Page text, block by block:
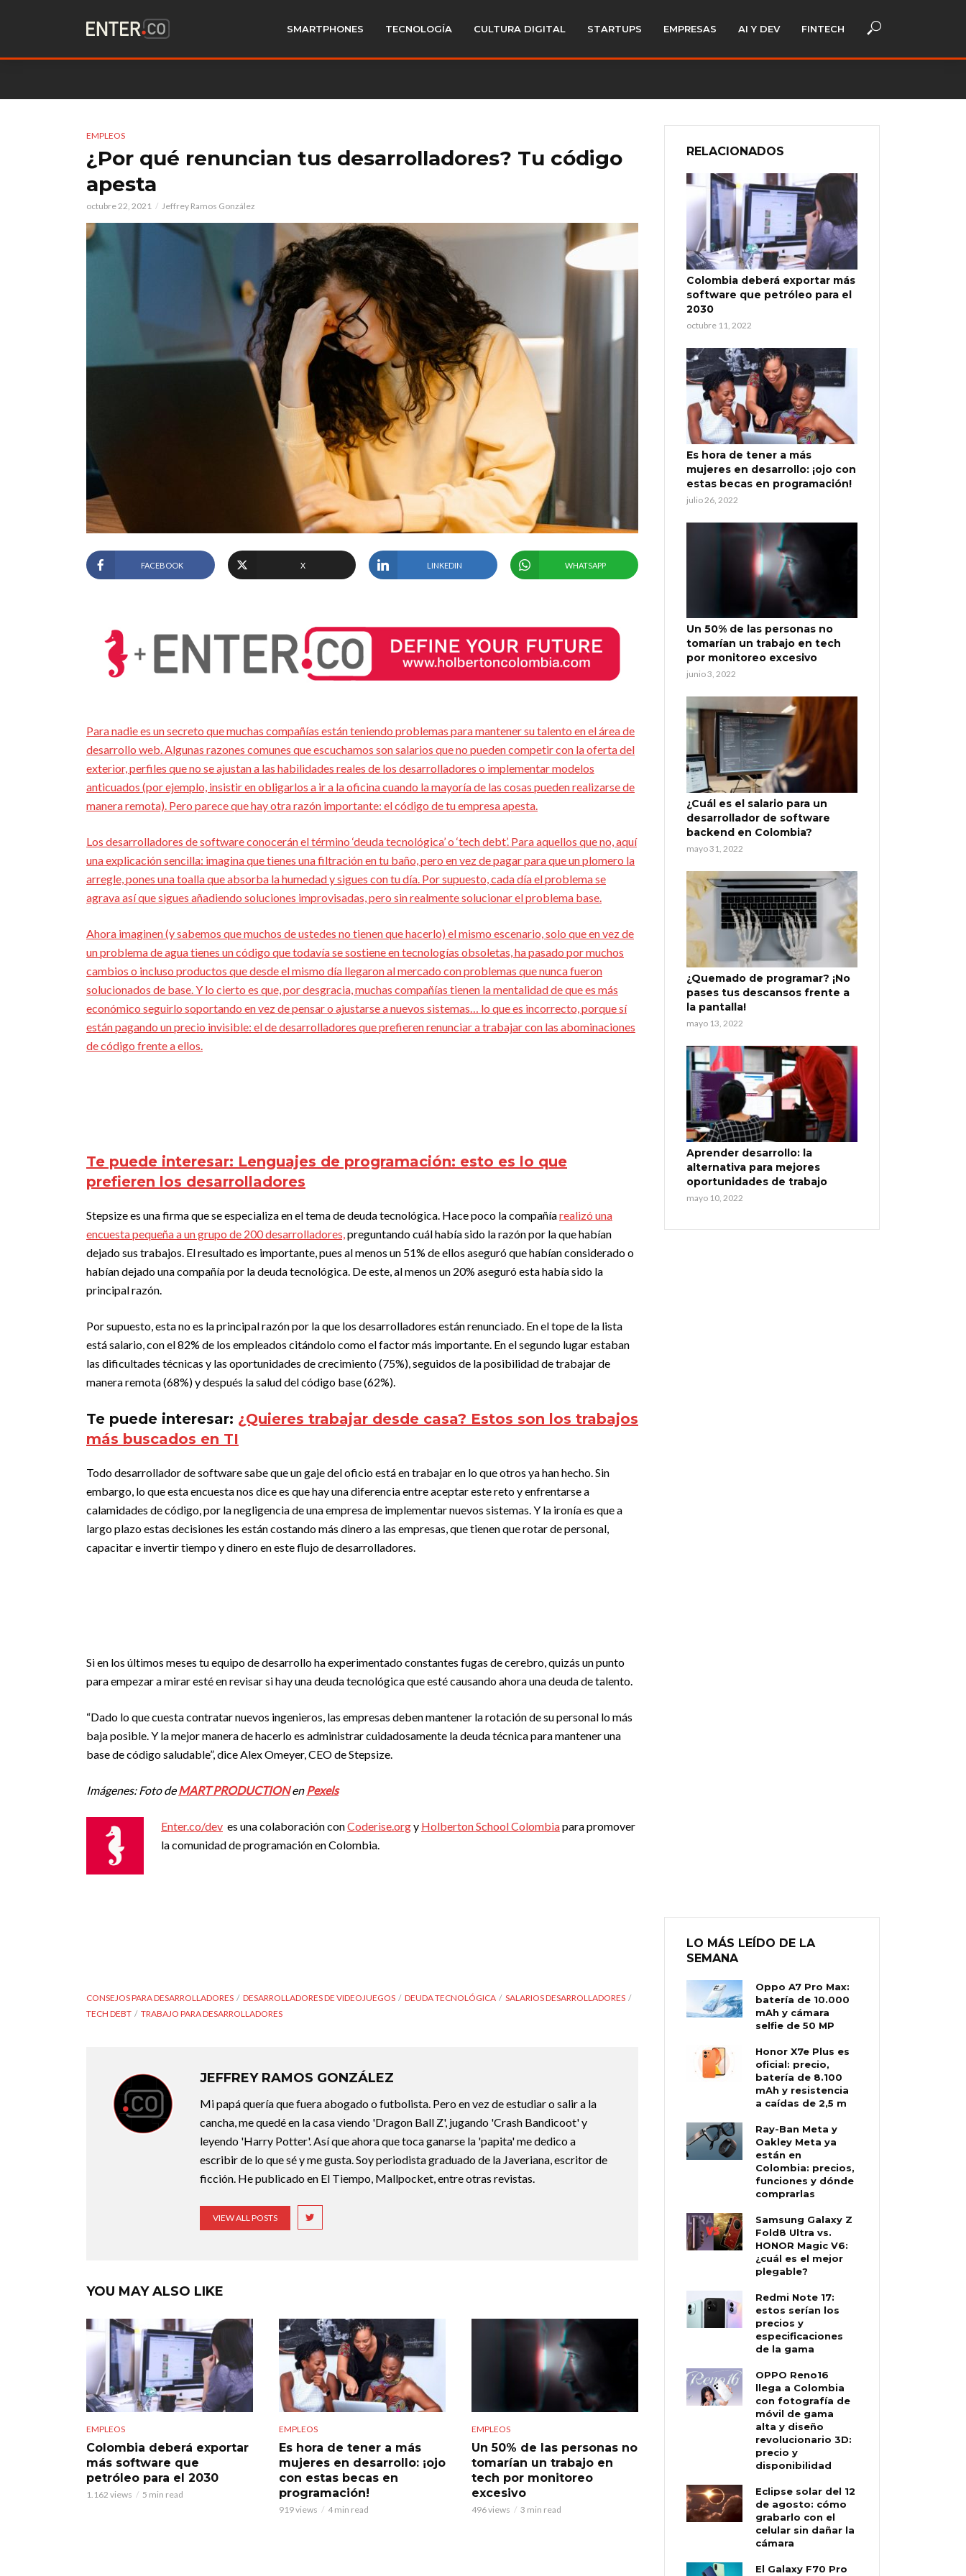
SMARTPHONES TECNOLOGÍA CULTURA DIGITAL STARTUPS EMPRESAS AI Y DEV FINTECH
EMPLEOS
¿Por qué renuncian tus desarrolladores? Tu código
apesta
octubre 22, 2021 Jeffrey Ramos González
FACEBOOK X LINKEDIN WHATSAPP
Para nadie es un secreto que muchas compañías están teniendo problemas para mantener su talento en el área de
desarrollo web. Algunas razones comunes que escuchamos son salarios que no pueden competir con la oferta del
exterior, perfiles que no se ajustan a las habilidades reales de los desarrolladores o implementar modelos
anticuados (por ejemplo, insistir en obligarlos a ir a la oficina cuando la mayoría de las cosas pueden realizarse de
manera remota). Pero parece que hay otra razón importante: el código de tu empresa apesta.
Los desarrolladores de software conocerán el término ‘deuda tecnológica’ o ‘tech debt’. Para aquellos que no, aquí
una explicación sencilla: imagina que tienes una filtración en tu baño, pero en vez de pagar para que un plomero la
arregle, pones una toalla que absorba la humedad y sigues con tu día. Por supuesto, cada día el problema se
agrava así que sigues añadiendo soluciones improvisadas, pero sin realmente solucionar el problema base.
Ahora imaginen (y sabemos que muchos de ustedes no tienen que hacerlo) el mismo escenario, solo que en vez de
un problema de agua tienes un código que todavía se sostiene en tecnologías obsoletas, ha pasado por muchos
cambios o incluso productos que desde el mismo día llegaron al mercado con problemas que nunca fueron
solucionados de base. Y lo cierto es que, por desgracia, muchas compañías tienen la mentalidad de que es más
económico seguirlo soportando en vez de pensar o ajustarse a nuevos sistemas… lo que es incorrecto, porque sí
están pagando un precio invisible: el de desarrolladores que prefieren renunciar a trabajar con las abominaciones
de código frente a ellos.
Te puede interesar: Lenguajes de programación: esto es lo que
prefieren los desarrolladores
Stepsize es una firma que se especializa en el tema de deuda tecnológica. Hace poco la compañíarealizó una
encuesta pequeña a un grupo de 200 desarrolladores,preguntando cuál había sido la razón por la que habían
dejado sus trabajos. El resultado es importante, pues al menos un 51% de ellos aseguró que habían considerado o
habían dejado una compañía por la deuda tecnológica. De este, al menos un 20% aseguró esta había sido la
principal razón.
Por supuesto, esta no es la principal razón por la que los desarrolladores están renunciado. En el tope de la lista
está salario, con el 82% de los empleados citándolo como el factor más importante. En el segundo lugar estaban
las dificultades técnicas y las oportunidades de crecimiento (75%), seguidos de la posibilidad de trabajar de
manera remota (68%) y después la salud del código base (62%).
Te puede interesar: ¿Quieres trabajar desde casa? Estos son los trabajos
más buscados en TI
Todo desarrollador de software sabe que un gaje del oficio está en trabajar en lo que otros ya han hecho. Sin
embargo, lo que esta encuesta nos dice es que hay una diferencia entre aceptar este reto y enfrentarse a
calamidades de código, por la negligencia de una empresa de implementar nuevos sistemas. Y la ironía es que a
largo plazo estas decisiones les están costando más dinero a las empresas, que tienen que rotar de personal,
capacitar e invertir tiempo y dinero en este flujo de desarrolladores.
Si en los últimos meses tu equipo de desarrollo ha experimentado constantes fugas de cerebro, quizás un punto
para empezar a mirar esté en revisar si hay una deuda tecnológica que esté causando ahora una deuda de talento.
“Dado lo que cuesta contratar nuevos ingenieros, las empresas deben mantener la rotación de su personal lo más
baja posible. Y la mejor manera de hacerlo es administrar cuidadosamente la deuda técnica para mantener una
base de código saludable”, dice Alex Omeyer, CEO de Stepsize.
Imágenes: Foto deMART PRODUCTIONenPexels
Enter.co/dev es una colaboración conCoderise.orgy Holberton School Colombiapara promover
la comunidad de programación en Colombia.
CONSEJOS PARA DESARROLLADORES DESARROLLADORES DE VIDEOJUEGOS DEUDA TECNOLÓGICA
SALARIOS DESARROLLADORES
TECH DEBT
TRABAJO PARA DESARROLLADORES
JEFFREY RAMOS GONZÁLEZ
Mi papá quería que fuera abogado o futbolista. Pero en vez de estudiar o salir a la
cancha, me quedé en la casa viendo 'Dragon Ball Z', jugando 'Crash Bandicoot' y
leyendo 'Harry Potter'. Así que ahora que toca ganarse la 'papita' me dedico a
escribir de lo que sé y me gusta. Soy periodista graduado de la Javeriana, escritor de
ficción. He publicado en El Tiempo, Mallpocket, entre otras revistas.
VIEW ALL POSTS
YOU MAY ALSO LIKE
EMPLEOS
Colombia deberá exportar
más software que
petróleo para el 2030
1.162 views 5 min read
EMPLEOS
Es hora de tener a más
mujeres en desarrollo: ¡ojo
con estas becas en
programación!
919 views 4 min read
EMPLEOS
Un 50% de las personas no
tomarían un trabajo en
tech por monitoreo
excesivo
496 views 3 min read
RELACIONADOS
Colombia deberá exportar más
software que petróleo para el
2030
octubre 11, 2022
Es hora de tener a más
mujeres en desarrollo: ¡ojo con
estas becas en programación!
julio 26, 2022
Un 50% de las personas no
tomarían un trabajo en tech
por monitoreo excesivo
junio 3, 2022
¿Cuál es el salario para un
desarrollador de software
backend en Colombia?
mayo 31, 2022
¿Quemado de programar? ¡No
pases tus descansos frente a
la pantalla!
mayo 13, 2022
Aprender desarrollo: la
alternativa para mejores
oportunidades de trabajo
mayo 10, 2022
LO MÁS LEÍDO DE LA
SEMANA
Oppo A7 Pro Max:
batería de 10.000
mAh y cámara
selfie de 50 MP
Honor X7e Plus es
oficial: precio,
batería de 8.100
mAh y resistencia
a caídas de 2,5 m
Ray-Ban Meta y
Oakley Meta ya
están en
Colombia: precios,
funciones y dónde
comprarlas
Samsung Galaxy Z
Fold8 Ultra vs.
HONOR Magic V6:
¿cuál es el mejor
plegable?
Redmi Note 17:
estos serían los
precios y
especificaciones
de la gama
OPPO Reno16
llega a Colombia
con fotografía de
móvil de gama
alta y diseño
revolucionario 3D:
precio y
disponibilidad
Eclipse solar del 12
de agosto: cómo
grabarlo con el
celular sin dañar la
cámara
El Galaxy F70 Pro